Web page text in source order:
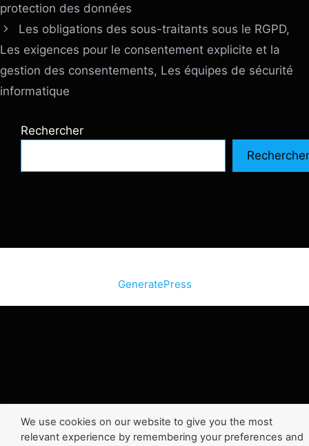
protection des données
Les obligations des sous-traitants sous le RGPD,
Les exigences pour le consentement explicite et la
gestion des consentements, Les équipes de sécurité
informatique
Rechercher
Rechercher
GeneratePress
We use cookies on our website to give you the most
relevant experience by remembering your preferences and